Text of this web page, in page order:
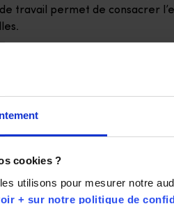
cookies ?
utilisons pour mesurer notre
+ sur notre politique de
travail permet de consacrer
en résidences seniors, en
de santé en
aux besoins réels
visuelle
des personnes dont la
occupe
se déplacer, mieux vivre.
qui donne à leur métier une